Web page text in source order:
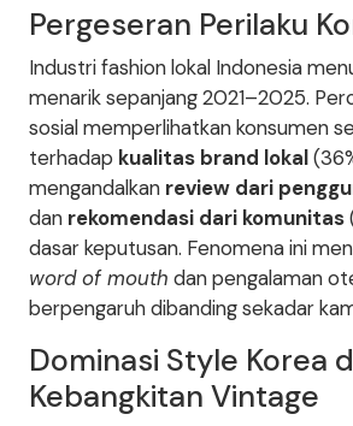
Pergeseran Perilaku
Industri fashion lokal Indonesia
menarik sepanjang 2021–2025.
sosial memperlihatkan konsumen
terhadap kualitas brand lokal
mengandalkan review dari
dan rekomendasi dari komunitas
dasar keputusan. Fenomena ini
word of mouth dan pengalaman
berpengaruh dibanding sekadar
Dominasi Style Korea
Kebangkitan Vintage